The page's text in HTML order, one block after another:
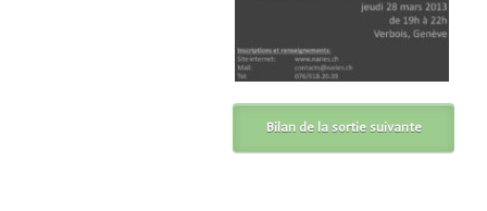
Bilan de la sortie suivante